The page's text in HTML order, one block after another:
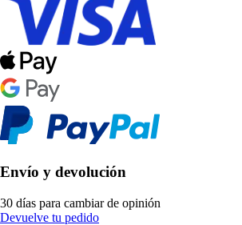
Envío y devolución
30 días para cambiar de opinión
Devuelve tu pedido